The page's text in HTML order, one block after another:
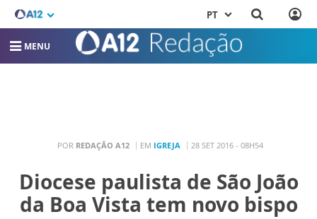
PT
MENU
POR REDAÇÃO A12 EM IGREJA 28 SET 2016 - 08H54
Diocese paulista de São João
da Boa Vista tem novo bispo